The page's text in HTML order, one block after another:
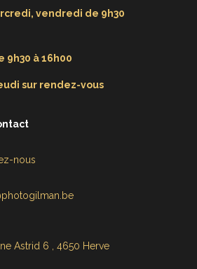
vendredi de 9h30
9h30 à 16h00
sur rendez-vous
nous
Astrid 6 , 4650 Herve